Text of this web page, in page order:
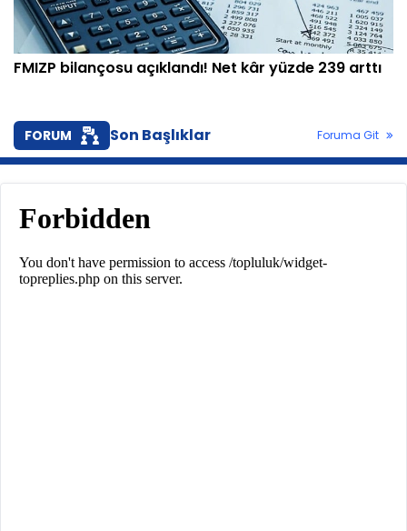
FMIZP bilançosu açıklandı! Net kâr yüzde 239 arttı
FORUM Son Başlıklar Foruma Git